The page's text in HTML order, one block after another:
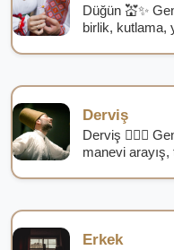
Düğün 💒✨
birlik, kutlama,
Derviş
Derviş 🧙‍♂️✨
manevi
Erkek